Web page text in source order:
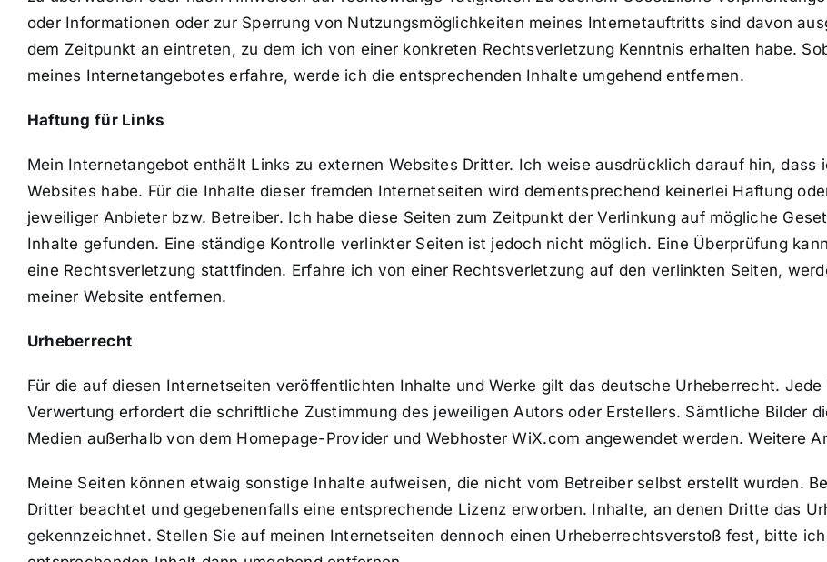
oder Informationen oder zur Sperrung von Nutzungsmöglichkeiten meines Internetauftritts sind davon
dem Zeitpunkt an eintreten, zu dem ich von einer konkreten Rechtsverletzung Kenntnis erhalten habe.
meines Internetangebotes erfahre, werde ich die entsprechenden Inhalte umgehend entfernen.
Haftung für Links
Mein Internetangebot enthält Links zu externen Websites Dritter. Ich weise ausdrücklich darauf hin, dass
Websites habe. Für die Inhalte dieser fremden Internetseiten wird dementsprechend keinerlei Haftung
jeweiliger Anbieter bzw. Betreiber. Ich habe diese Seiten zum Zeitpunkt der Verlinkung auf mögliche
Inhalte gefunden. Eine ständige Kontrolle verlinkter Seiten ist jedoch nicht möglich. Eine Überprüfung
eine Rechtsverletzung stattfinden. Erfahre ich von einer Rechtsverletzung auf den verlinkten Seiten,
meiner Website entfernen.
Urheberrecht
Für die auf diesen Internetseiten veröffentlichten Inhalte und Werke gilt das deutsche Urheberrecht.
Verwertung erfordert die schriftliche Zustimmung des jeweiligen Autors oder Erstellers. Sämtliche Bilder
Medien außerhalb von dem Homepage-Provider und Webhoster WiX.com angewendet werden. Weitere
Meine Seiten können etwaig sonstige Inhalte aufweisen, die nicht vom Betreiber selbst erstellt wurden.
Dritter beachtet und gegebenenfalls eine entsprechende Lizenz erworben. Inhalte, an denen Dritte das
gekennzeichnet. Stellen Sie auf meinen Internetseiten dennoch einen Urheberrechtsverstoß fest, bitte